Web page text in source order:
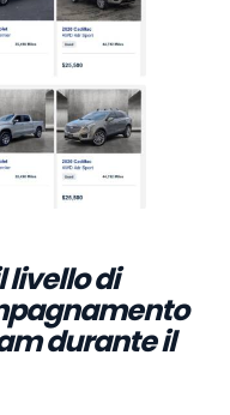
livello di
durante il